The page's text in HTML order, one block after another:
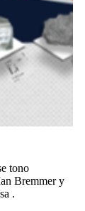
tono
Bremmer y
.